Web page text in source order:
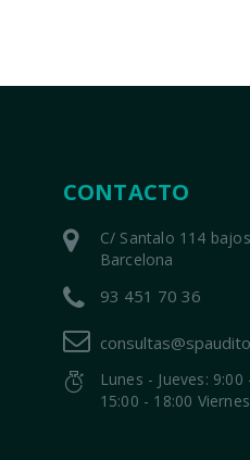
CONTACTO
C/ Santalo 114
Barcelona
93 451 70 36
Lunes - Jueves: 9:00
15:00 - 18:00